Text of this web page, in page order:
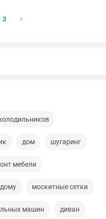
3
дом шугаринг
мебели
москитные сетки
машин диван